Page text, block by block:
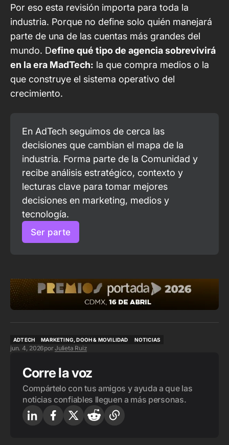
Por eso esta revisión importa para toda la
industria. Porque no define solo quién manejará
parte de una de las cuentas más grandes del
mundo. Define qué tipo de agencia sobrevivirá
en la era MadTech: la que compra medios o la
que construye el sistema operativo del
crecimiento.
En AdTech seguimos de cerca las
decisiones que cambian el mapa de la
industria. Forma parte de la Comunidad y
recibe análisis estratégico, contexto y
lecturas clave para tomar mejores
decisiones en marketing, medios y
tecnología.
Ser parte
ADTECH
ADTECH
MARKETING, DOOH & MOVILIDAD
MARKETING, DOOH & MOVILIDAD
NOTICIAS
jun. 4, 2026por Julieta Ruiz
Corre la voz
Compártelo con tus amigos y ayuda a que las
noticias confiables lleguen a más personas.